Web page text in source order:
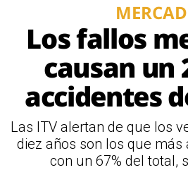
Los fallos
causan un
accidentes
Las ITV alertan de que los
diez años son los que
con un 67% del total,